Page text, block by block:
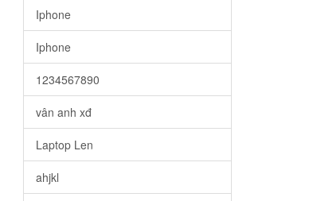
Iphone
Iphone
1234567890
vân anh xđ
Laptop Len
ahjkl